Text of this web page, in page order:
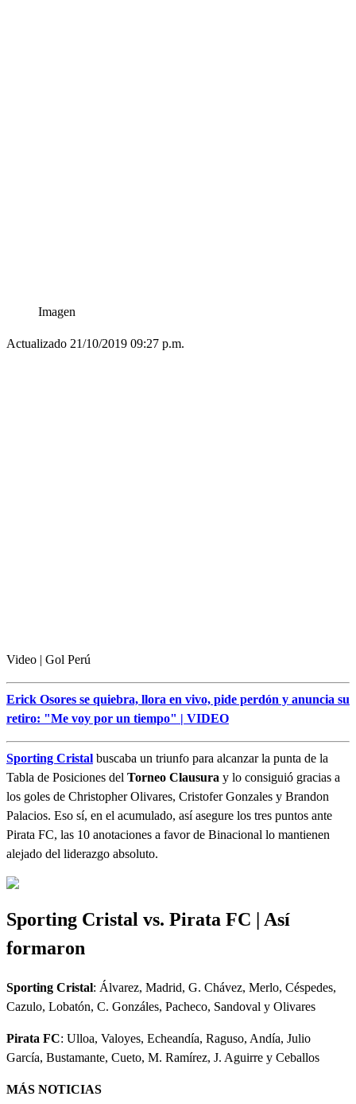
Imagen
Actualizado 21/10/2019 09:27 p.m.
Video | Gol Perú
Erick Osores se quiebra, llora en vivo, pide perdón y anuncia su
retiro: "Me voy por un tiempo" | VIDEO
Sporting Cristal buscaba un triunfo para alcanzar la punta de la
Tabla de Posiciones del Torneo Clausura y lo consiguió gracias a
los goles de Christopher Olivares, Cristofer Gonzales y Brandon
Palacios. Eso sí, en el acumulado, así asegure los tres puntos ante
Pirata FC, las 10 anotaciones a favor de Binacional lo mantienen
alejado del liderazgo absoluto.
Sporting Cristal vs. Pirata FC | Así
formaron
Sporting Cristal: Álvarez, Madrid, G. Chávez, Merlo, Céspedes,
Cazulo, Lobatón, C. Gonzáles, Pacheco, Sandoval y Olivares
Pirata FC: Ulloa, Valoyes, Echeandía, Raguso, Andía, Julio
García, Bustamante, Cueto, M. Ramírez, J. Aguirre y Ceballos
MÁS NOTICIAS